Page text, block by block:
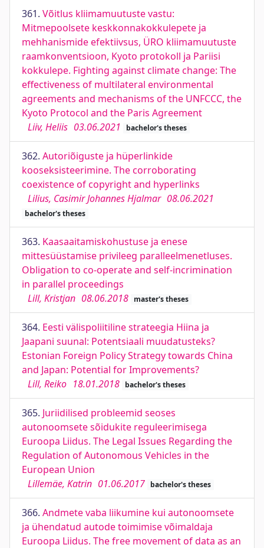
361. Võitlus kliimamuutuste vastu:
Mitmepoolsete keskkonnakokkulepete ja
mehhanismide efektiivsus, ÜRO kliimamuutuste
raamkonventsioon, Kyoto protokoll ja Pariisi
kokkulepe. Fighting against climate change: The
effectiveness of multilateral environmental
agreements and mechanisms of the UNFCCC, the
Kyoto Protocol and the Paris Agreement
Liiv, Heliis 03.06.2021 bachelor's theses
362. Autoriõiguste ja hüperlinkide
kooseksisteerimine. The corroborating
coexistence of copyright and hyperlinks
Lilius, Casimir Johannes Hjalmar 08.06.2021
bachelor's theses
363. Kaasaaitamiskohustuse ja enese
mittesüüstamise privileeg paralleelmenetluses.
Obligation to co-operate and self-incrimination
in parallel proceedings
Lill, Kristjan 08.06.2018 master's theses
364. Eesti välispoliitiline strateegia Hiina ja
Jaapani suunal: Potentsiaali muudatusteks?
Estonian Foreign Policy Strategy towards China
and Japan: Potential for Improvements?
Lill, Reiko 18.01.2018 bachelor's theses
365. Juriidilised probleemid seoses
autonoomsete sõidukite reguleerimisega
Euroopa Liidus. The Legal Issues Regarding the
Regulation of Autonomous Vehicles in the
European Union
Lillemäe, Katrin 01.06.2017 bachelor's theses
366. Andmete vaba liikumine kui autonoomsete
ja ühendatud autode toimimise võimaldaja
Euroopa Liidus. The free movement of data as an